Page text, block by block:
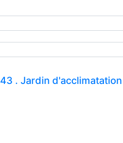
43 . Jardin d'acclimatation